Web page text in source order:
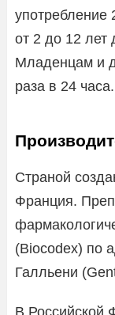
употребление
от 2 до 12 лет
Младенцам и
раза в 24 часа.
Страной
Франция.
(Biocodex) по
Галльени
В Российской